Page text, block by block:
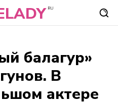
RU
балагур»
В
актере